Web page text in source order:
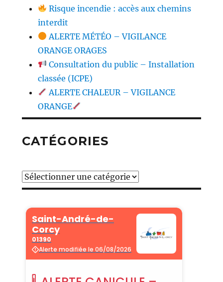
Risque incendie : accès aux chemins
interdit
ALERTE MÉTÉO – VIGILANCE
ORANGE ORAGES
Consultation du public – Installation
classée (ICPE)
ALERTE CHALEUR – VIGILANCE
ORANGE
CATÉGORIES
Catégories